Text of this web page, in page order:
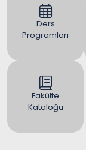
Ders
Programları
Fakülte
Kataloğu